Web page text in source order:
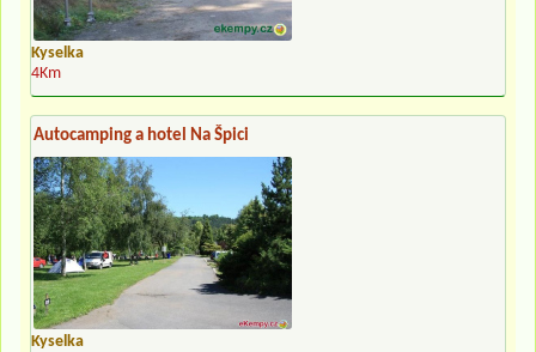
Kyselka
4Km
Autocamping a hotel Na Špici
Kyselka